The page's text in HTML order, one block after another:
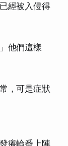
經被入侵得
他們這樣
，可是症狀
癢輪番上陣